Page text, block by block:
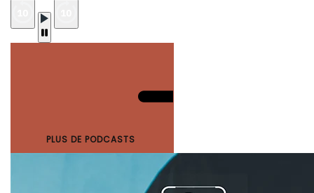
PLUS DE PODCASTS